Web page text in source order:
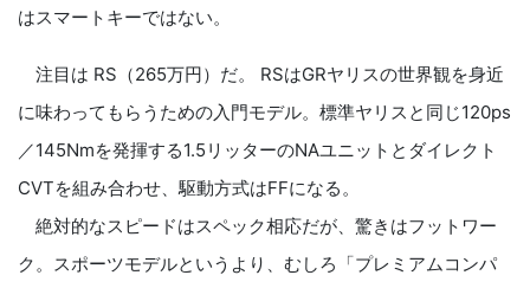
はスマートキーではない。
注目は RS（265万円）だ。 RSはGRヤリスの世界観を身近
に味わってもらうための入門モデル。標準ヤリスと同じ120ps
／145Nmを発揮する1.5リッターのNAユニットとダイレクト
CVTを組み合わせ、駆動方式はFFになる。
絶対的なスピードはスペック相応だが、驚きはフットワー
ク。スポーツモデルというより、むしろ「プレミアムコンパ